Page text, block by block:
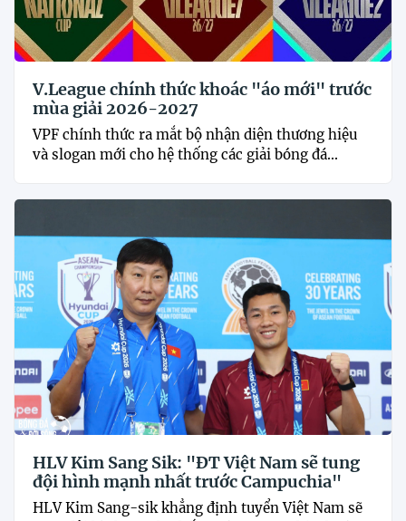
V.League chính thức khoác "áo mới" trước
mùa giải 2026-2027
VPF chính thức ra mắt bộ nhận diện thương hiệu
và slogan mới cho hệ thống các giải bóng đá...
HLV Kim Sang Sik: "ĐT Việt Nam sẽ tung
đội hình mạnh nhất trước Campuchia"
HLV Kim Sang-sik khẳng định tuyển Việt Nam sẽ